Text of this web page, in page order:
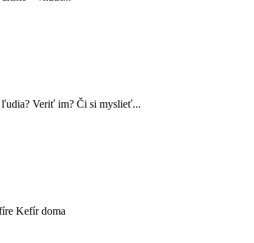
ľudia? Ver­iť im? Či si mys­lieť...
Kefír doma